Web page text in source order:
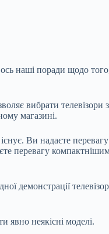
наші поради щодо
вибрати
магазині.
Ви надаєте
перевагу
демонстрації
явно неякісні моделі.